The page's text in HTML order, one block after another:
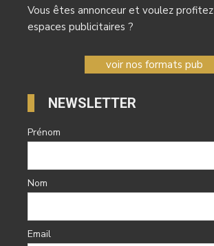
Vous êtes annonceur et voulez
espaces publicitaires ?
voir nos formats pub
NEWSLETTER
Prénom
Nom
Email